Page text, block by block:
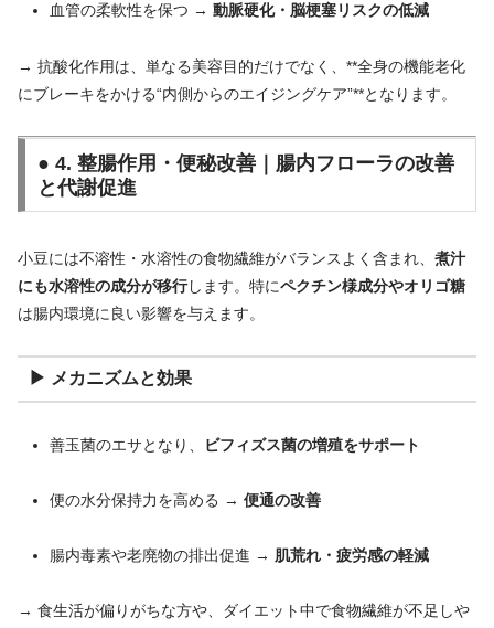
血管の柔軟性を保つ → 動脈硬化・脳梗塞リスクの低減
→ 抗酸化作用は、単なる美容目的だけでなく、**全身の機能老化
にブレーキをかける“内側からのエイジングケア”**となります。
● 4. 整腸作用・便秘改善｜腸内フローラの改善
と代謝促進
小豆には不溶性・水溶性の食物繊維がバランスよく含まれ、 煮汁
にも水溶性の成分が移行します。特にペクチン様成分やオリゴ糖
は腸内環境に良い影響を与えます。
▶ メカニズムと効果
善玉菌のエサとなり、 ビフィズス菌の増殖をサポート
便の水分保持力を高める → 便通の改善
腸内毒素や老廃物の排出促進 → 肌荒れ・疲労感の軽減
→ 食生活が偏りがちな方や、ダイエット中で食物繊維が不足しや